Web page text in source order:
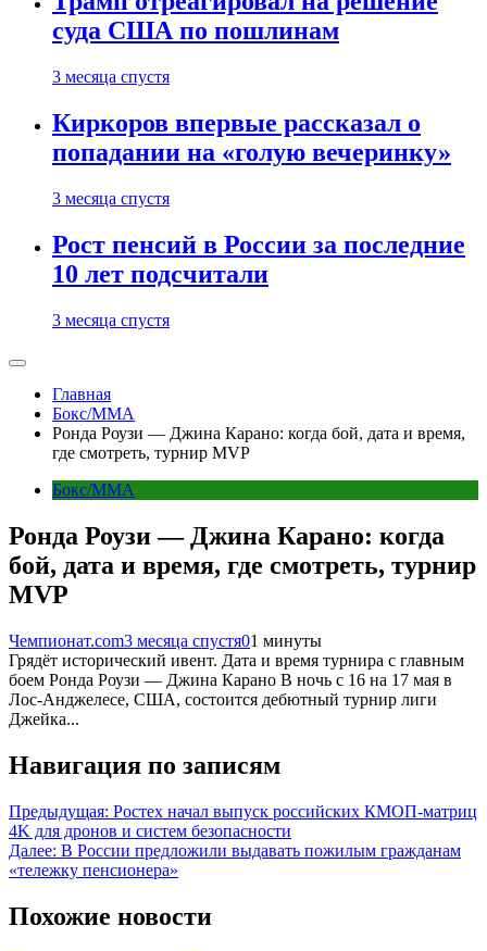
суда США по пошлинам
3 месяца спустя
Киркоров впервые рассказал о
попадании на «голую вечеринку»
3 месяца спустя
Рост пенсий в России за последние
10 лет подсчитали
3 месяца спустя
Главная
Бокс/MMA
Ронда Роузи — Джина Карано: когда бой, дата и время,
где смотреть, турнир MVP
Бокс/MMA
Ронда Роузи — Джина Карано: когда
бой, дата и время, где смотреть, турнир
MVP
Чемпионат.com3 месяца спустя01 минуты
Грядёт исторический ивент. Дата и время турнира с главным
боем Ронда Роузи — Джина Карано В ночь с 16 на 17 мая в
Лос-Анджелесе, США, состоится дебютный турнир лиги
Джейка...
Навигация по записям
Предыдущая: Ростех начал выпуск российских КМОП-матриц
4K для дронов и систем безопасности
Далее: В России предложили выдавать пожилым гражданам
«тележку пенсионера»
Похожие новости